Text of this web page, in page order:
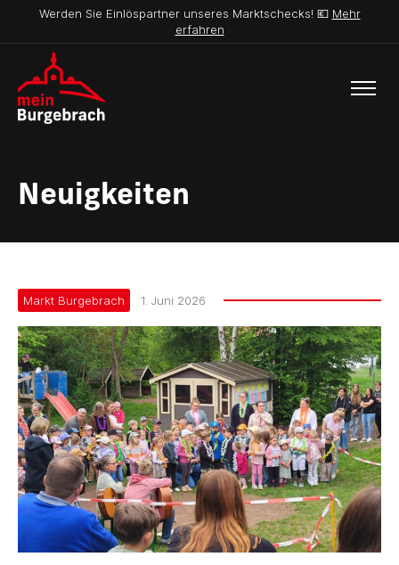
Werden Sie Einlöspartner unseres Marktschecks! 💶 Mehr
erfahren
Neuigkeiten
Markt Burgebrach 1. Juni 2026